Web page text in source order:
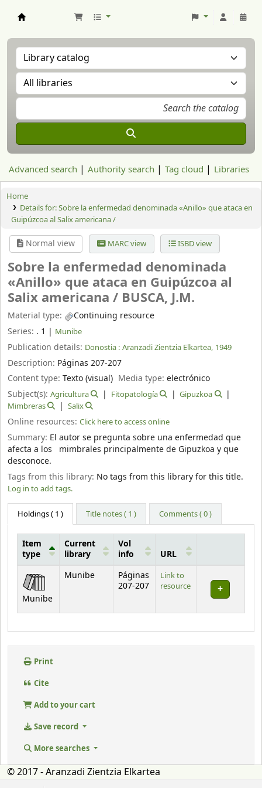
Advanced search Authority search Tag cloud Libraries
Home
Details for:Sobre la enfermedad denominada «Anillo» que ataca en
Guipúzcoa al Salix americana /
Normal view MARC view ISBD view
Sobre la enfermedad denominada
«Anillo» que ataca en Guipúzcoa al
Salix americana / BUSCA, J.M.
Material type:
Continuing resource
Series: . 1 | Munibe
Publication details: Donostia : Aranzadi Zientzia Elkartea, 1949
Description: Páginas 207-207
Content type: Texto (visual) Media type:electrónico
Subject(s): Agricultura Fitopatología
Gipuzkoa
Mimbreras
Salix
Online resources: Click here to access online
Summary: El autor se pregunta sobre una enfermedad que
afecta a los mimbrales principalmente de Gipuzkoa y que
desconoce.
Tags from this library: No tags from this library for this title.
Log in to add tags.
Holdings( 1 ) Title notes ( 1 ) Comments ( 0 )
Holdings
Item
type
Current
library
Vol
info
URL
Munibe
Munibe
Páginas
207-207
Link to
resource
Print
Cite
Add to your cart
Save record
More searches
© 2017 - Aranzadi Zientzia Elkartea